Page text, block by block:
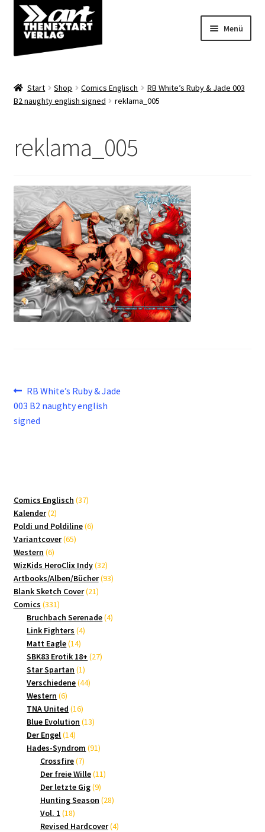
Zur
Navigation
springen
Zum
Inhalt
springen
Menü
Shop
Start Shop Comics Englisch
RB White’s Ruby & Jade 003
B2 naughty english signed
reklama_005
reklama_005
Beitragsnavigation
Vorheriger
Beitrag:
RB White’s Ruby & Jade
003 B2 naughty english
signed
Comics Englisch 3737
Kalender 22
Produkte
Poldi und Poldiline 66
Variantcover 6565
Western 66
Produkte
WizKids HeroClix Indy 3232
Produkte
Artbooks/Alben/Bücher 9393
Blank Sketch Cover 2121
Comics 331331
Produkte
Bruchbach Serenade 44
Link Fighters 44
Matt Eagle 1414
Produkte
SBK83 Erotik 18+ 2727
Star Spartan 11
Produkt
Verschiedene 4444
Western 66
Produkte
TNA United 1616
Produkte
Blue Evolution 1313
Der Engel 1414
Produkte
Hades-Syndrom 9191
Crossfire 77
Produkte
Der freie Wille 1111
Der letzte Gig 99
Produkte
Hunting Season 2828
Vol. 1 1818
Produkte
Revised Hardcover 44